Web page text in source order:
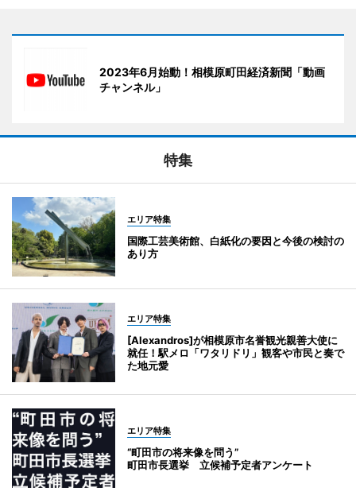
2023年6月始動！相模原町田経済新聞「動画
チャンネル」
特集
エリア特集
国際工芸美術館、白紙化の要因と今後の検討の
あり方
エリア特集
[Alexandros]が相模原市名誉観光親善大使に
就任！駅メロ「ワタリドリ」観客や市民と奏で
た地元愛
エリア特集
“町田市の将来像を問う”
町田市長選挙 立候補予定者アンケート